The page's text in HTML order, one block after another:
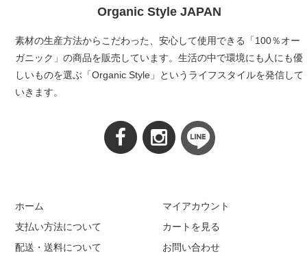
Organic Style JAPAN
素材の生産方法からこだわった、安心して使用できる「100％オー
ガニック」の商品を販売しています。生活の中で環境にも人にも優
しいものを選ぶ「Organic Style」というライフスタイルを発信して
いきます。
ホーム
支払い方法について
配送・送料について
マイアカウント
カートを見る
お問い合わせ